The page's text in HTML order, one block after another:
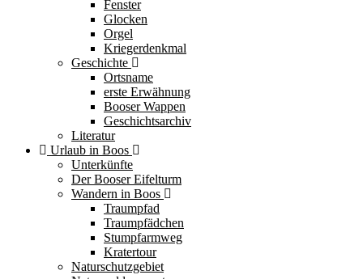
Fenster
Glocken
Orgel
Kriegerdenkmal
Geschichte
Ortsname
erste Erwähnung
Booser Wappen
Geschichtsarchiv
Literatur
Urlaub in Boos
Unterkünfte
Der Booser Eifelturm
Wandern in Boos
Traumpfad
Traumpfädchen
Stumpfarmweg
Kratertour
Naturschutzgebiet